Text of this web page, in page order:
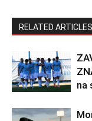
RELATED ARTICLES
na